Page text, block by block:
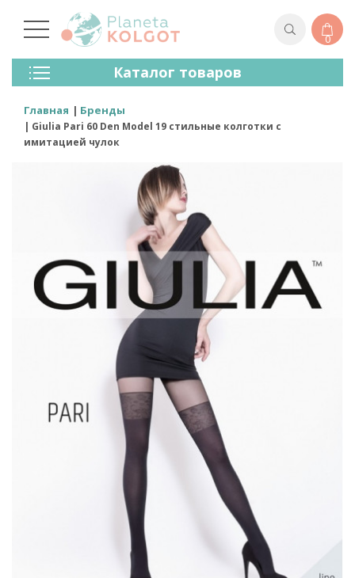
0
Каталог товаров
Колготки
Чулки
Лосины (леггинсы)
Носки И Гольфы
Главная Бренды
Giulia Pari 60 Den Model 19 стильные колготки с
имитацией чулок